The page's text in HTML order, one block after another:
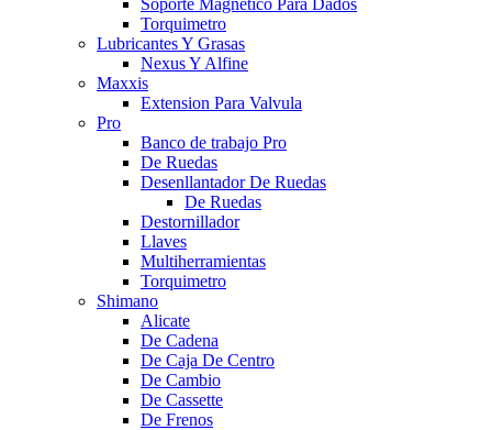
Torquimetro
Lubricantes Y Grasas
Nexus Y Alfine
Maxxis
Extension Para Valvula
Pro
Banco de trabajo Pro
De Ruedas
Desenllantador De Ruedas
De Ruedas
Destornillador
Llaves
Multiherramientas
Torquimetro
Shimano
Alicate
De Cadena
De Caja De Centro
De Cambio
De Cassette
De Frenos